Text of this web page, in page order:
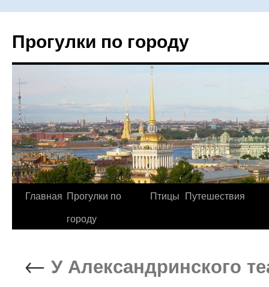
Прогулки по городу
Перейти
Главная Прогулки по
городу
Птицы Путешествия
← У Александринского